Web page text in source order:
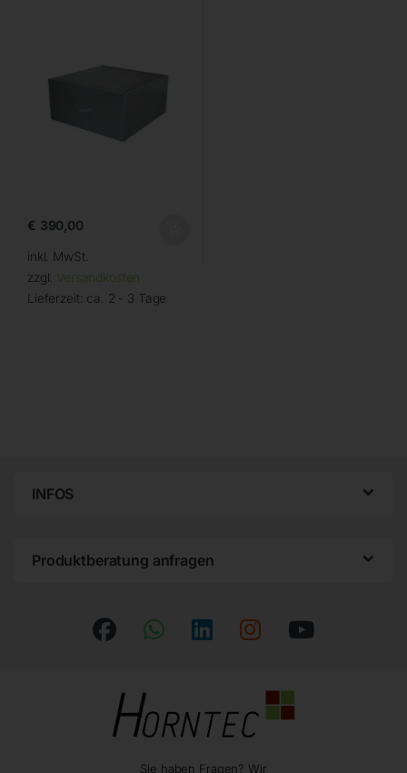
€ 390,00
inkl. MwSt.
zzgl. Versandkosten
Lieferzeit: ca. 2 - 3 Tage
INFOS
Produktberatung anfragen
Sie haben Fragen? Wir